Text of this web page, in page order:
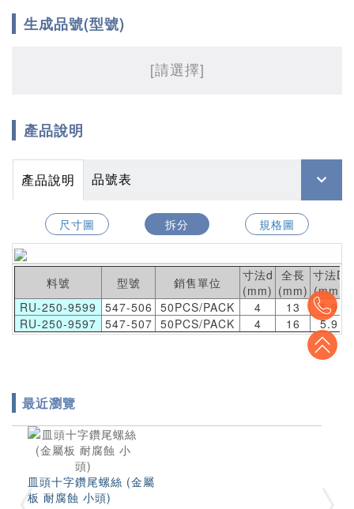
生成品號(型號)
[請選擇]
產品說明
產品說明 品號表
尺寸圖 拆分 規格圖
料號 型號 銷售單位
寸法d
(mm)
全長
(mm)
寸法D
(mm)
RU-250-9599 547-506 50PCS/PACK 4 13
5.9
RU-250-9597 547-507 50PCS/PACK 4 16 5.9
最近瀏覽
皿頭十字鑽尾螺絲 (金屬
板 耐腐蝕 小頭)